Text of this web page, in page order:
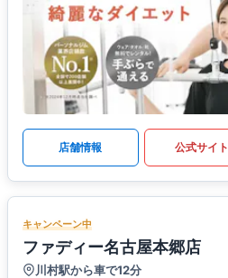
店舗情報 公式サイト
キャンペーン中
ファディー名古屋本郷店
川村駅から車で12分